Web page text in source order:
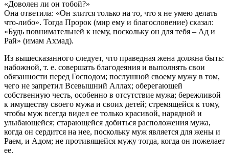
«Доволен ли он тобой?»
Она ответила: «Он злится только на то, что я не умею делать
что-либо». Тогда Пророк (мир ему и благословение) сказал:
«Будь повнимательней к нему, поскольку он для тебя – Ад и
Рай» (имам Ахмад).
Из вышесказанного следует, что праведная жена должна быть:
набожной, т. е. совершать благодеяния и выполнять свои
обязанности перед Господом; послушной своему мужу в том,
чего не запретил Всевышний Аллах; оберегающей
собственную честь, особенно в отсутствие мужа; бережливой
к имуществу своего мужа и своих детей; стремящейся к тому,
чтобы муж всегда видел ее только красивой, нарядной и
улыбающейся; старающейся добиться расположения мужа,
когда он сердится на нее, поскольку муж является для жены и
Раем, и Адом; не противящейся мужу тогда, когда он пожелает
ее.